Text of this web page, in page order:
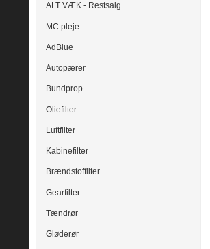
ALT VÆK - Restsalg
MC pleje
AdBlue
Autopærer
Bundprop
Oliefilter
Luftfilter
Kabinefilter
Brændstoffilter
Gearfilter
Tændrør
Gløderør